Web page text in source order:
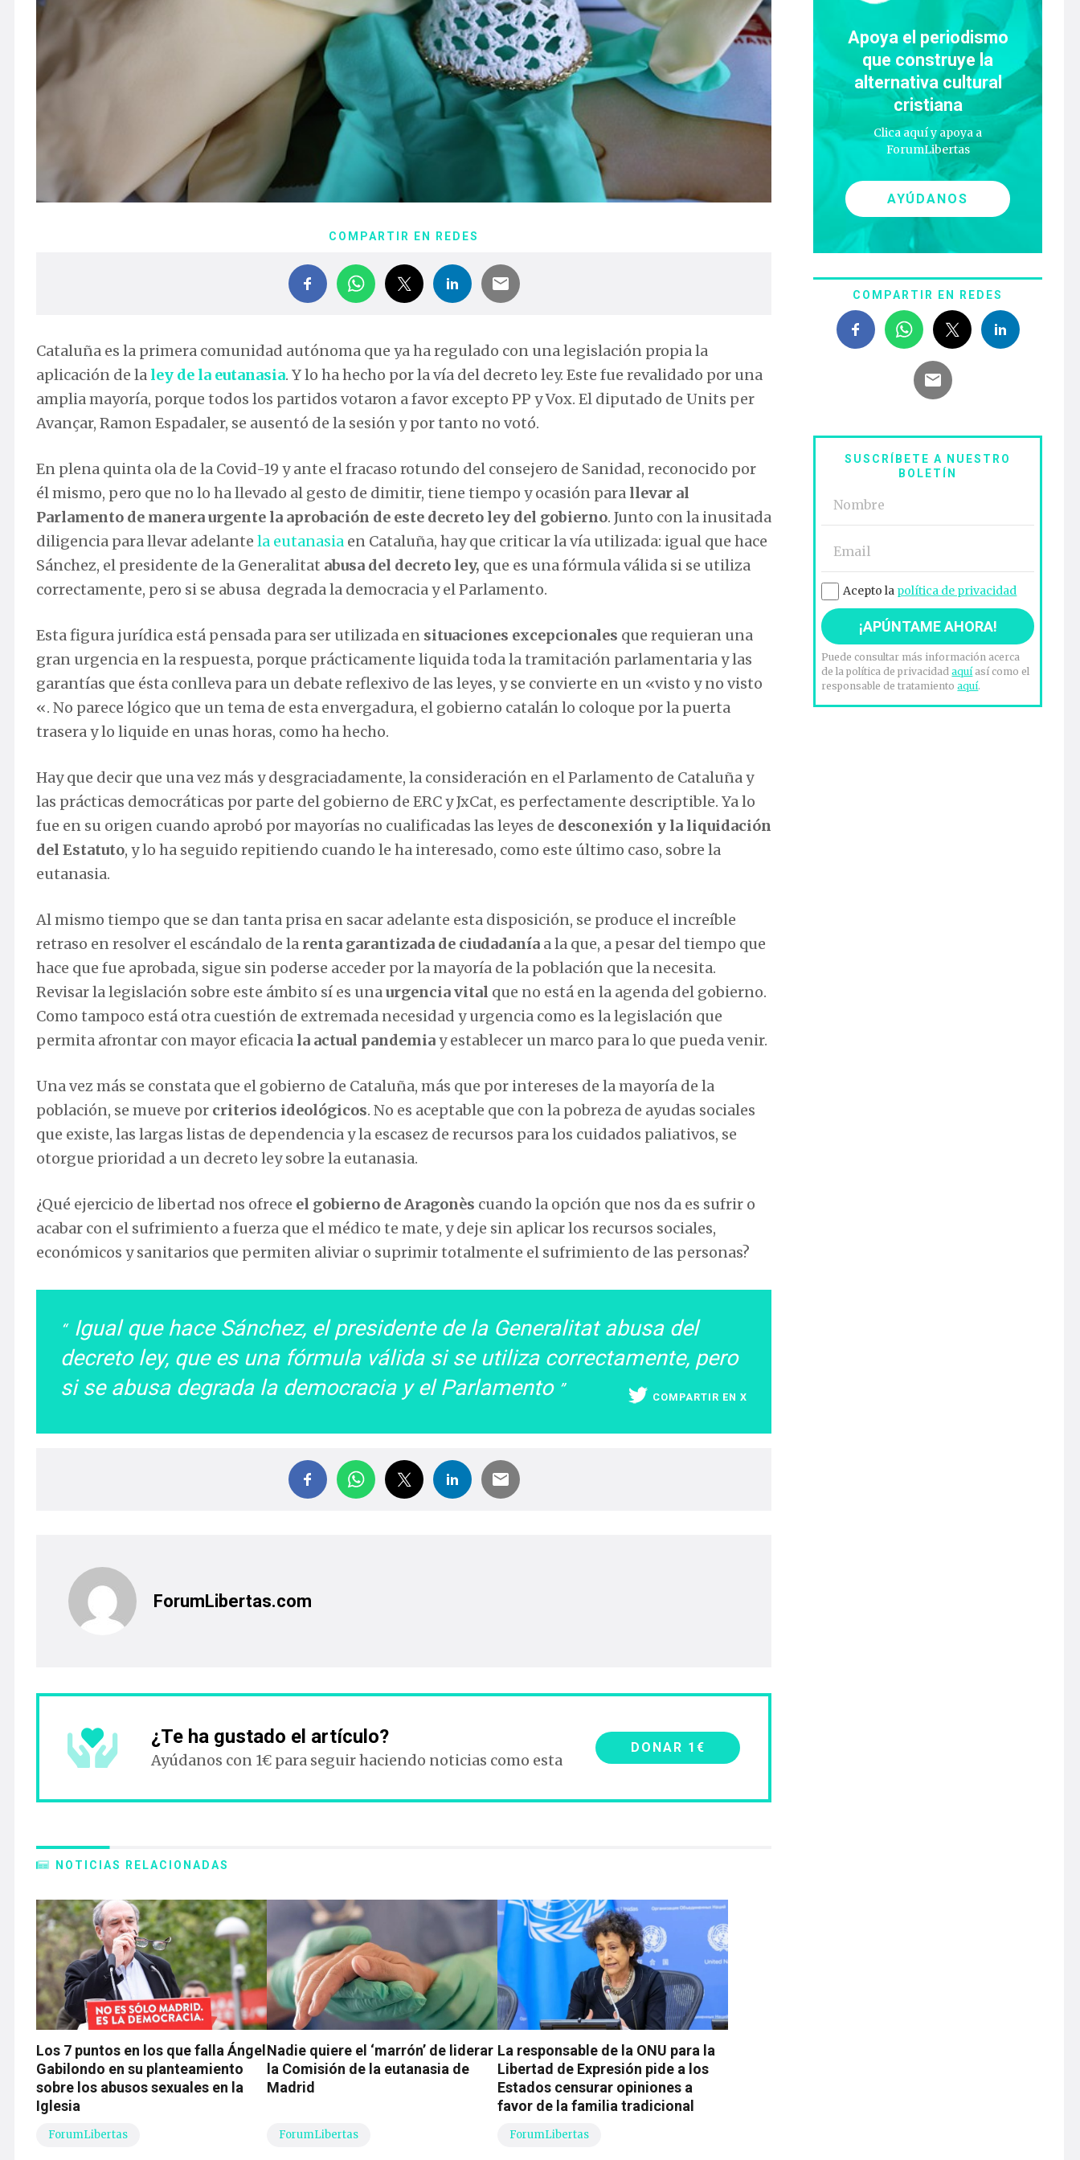
COMPARTIR EN REDES
Cataluña es la primera comunidad autónoma que ya ha regulado con una legislación propia la
aplicación de la ley de la eutanasia. Y lo ha hecho por la vía del decreto ley. Este fue revalidado por una
amplia mayoría, porque todos los partidos votaron a favor excepto PP y Vox. El diputado de Units per
Avançar, Ramon Espadaler, se ausentó de la sesión y por tanto no votó.
En plena quinta ola de la Covid-19 y ante el fracaso rotundo del consejero de Sanidad, reconocido por
él mismo, pero que no lo ha llevado al gesto de dimitir, tiene tiempo y ocasión para llevar al
Parlamento de manera urgente la aprobación de este decreto ley del gobierno. Junto con la inusitada
diligencia para llevar adelante la eutanasia en Cataluña, hay que criticar la vía utilizada: igual que hace
Sánchez, el presidente de la Generalitat abusa del decreto ley, que es una fórmula válida si se utiliza
correctamente, pero si se abusa degrada la democracia y el Parlamento.
Esta figura jurídica está pensada para ser utilizada en situaciones excepcionales que requieran una
gran urgencia en la respuesta, porque prácticamente liquida toda la tramitación parlamentaria y las
garantías que ésta conlleva para un debate reflexivo de las leyes, y se convierte en un «visto y no visto
«. No parece lógico que un tema de esta envergadura, el gobierno catalán lo coloque por la puerta
trasera y lo liquide en unas horas, como ha hecho.
Hay que decir que una vez más y desgraciadamente, la consideración en el Parlamento de Cataluña y
las prácticas democráticas por parte del gobierno de ERC y JxCat, es perfectamente descriptible. Ya lo
fue en su origen cuando aprobó por mayorías no cualificadas las leyes de desconexión y la liquidación
del Estatuto, y lo ha seguido repitiendo cuando le ha interesado, como este último caso, sobre la
eutanasia.
Al mismo tiempo que se dan tanta prisa en sacar adelante esta disposición, se produce el increíble
retraso en resolver el escándalo de la renta garantizada de ciudadanía a la que, a pesar del tiempo que
hace que fue aprobada, sigue sin poderse acceder por la mayoría de la población que la necesita.
Revisar la legislación sobre este ámbito sí es unaurgencia vital que no está en la agenda del gobierno.
Como tampoco está otra cuestión de extremada necesidad y urgencia como es la legislación que
permita afrontar con mayor eficacia la actual pandemiay establecer un marco para lo que pueda venir.
Una vez más se constata que el gobierno de Cataluña, más que por intereses de la mayoría de la
población, se mueve por criterios ideológicos. No es aceptable que con la pobreza de ayudas sociales
que existe, las largas listas de dependencia y la escasez de recursos para los cuidados paliativos, se
otorgue prioridad a un decreto ley sobre la eutanasia.
¿Qué ejercicio de libertad nos ofrece el gobierno de Aragonès cuando la opción que nos da es sufrir o
acabar con el sufrimiento a fuerza que el médico te mate, y deje sin aplicar los recursos sociales,
económicos y sanitarios que permiten aliviar o suprimir totalmente el sufrimiento de las personas?
Igual que hace Sánchez, el presidente de la Generalitat abusa del
decreto ley, que es una fórmula válida si se utiliza correctamente, pero
si se abusa degrada la democracia y el Parlamento
COMPARTIR EN X
ForumLibertas.com
¿Te ha gustado el artículo?
Ayúdanos con 1€ para seguir haciendo noticias como esta
DONAR 1€
NOTICIAS RELACIONADAS
Los 7 puntos en los que falla Ángel
Gabilondo en su planteamiento
sobre los abusos sexuales en la
Iglesia
ForumLibertas
Nadie quiere el ‘marrón’ de liderar
la Comisión de la eutanasia de
Madrid
ForumLibertas
La responsable de la ONU para la
Libertad de Expresión pide a los
Estados censurar opiniones a
favor de la familia tradicional
ForumLibertas
Apoya el periodismo
que construye la
alternativa cultural
cristiana
Clica aquí y apoya a
ForumLibertas
AYÚDANOS
COMPARTIR EN REDES
SUSCRÍBETE A NUESTRO
BOLETÍN
Acepto la política de privacidad
Puede consultar más información acerca
de la política de privacidadaquíasí como el
responsable de tratamientoaquí.